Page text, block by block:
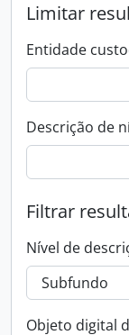
Limitar
Entidade
Descrição de
Filtrar
Nível de
Objeto digital